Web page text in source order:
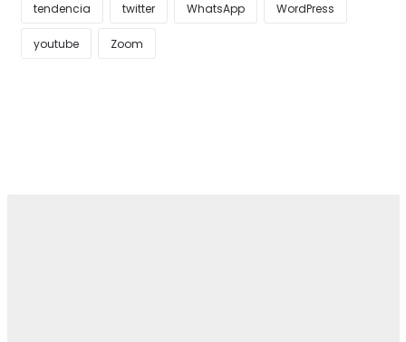
tendencia twitter WhatsApp WordPress
youtube Zoom